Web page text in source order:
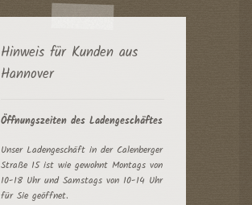
Hinweis für Kunden aus
Hannover
Öffnungszeiten des Ladengeschäftes
Unser Ladengeschäft in der Calenberger
Straße 15 ist wie gewohnt Montags von
10-18 Uhr und Samstags von 10-14 Uhr
für Sie geöffnet.